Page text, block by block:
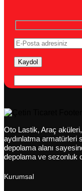
Oto Lastik, Araç
aydınlatma armatürleri
depolama alanı
depolama ve sezonluk
Kurumsal